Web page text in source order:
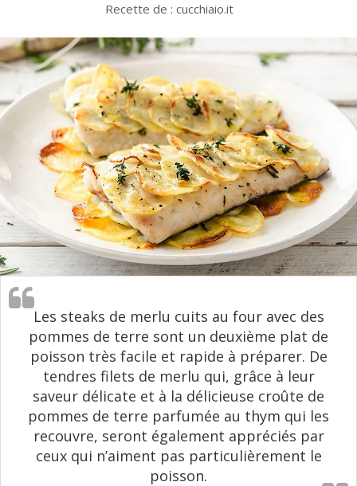
Recette de : cucchiaio.it
Les steaks de merlu cuits au four avec des
pommes de terre sont un deuxième plat de
poisson très facile et rapide à préparer. De
tendres filets de merlu qui, grâce à leur
saveur délicate et à la délicieuse croûte de
pommes de terre parfumée au thym qui les
recouvre, seront également appréciés par
ceux qui n’aiment pas particulièrement le
poisson.